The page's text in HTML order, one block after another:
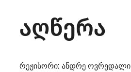
აღწერა
რეჟისორი: ანდრე ოვრედალი